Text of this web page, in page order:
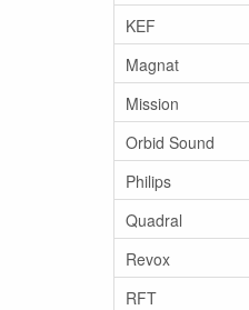
KEF
Magnat
Mission
Orbid Sound
Philips
Quadral
Revox
RFT